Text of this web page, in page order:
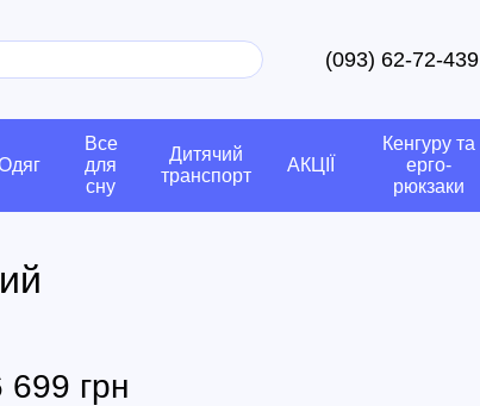
(093) 62-72-439
Все
для
сну
Дитячий
транспорт
АКЦІЇ
Кенгуру та
ерго-
рюкзаки
699 грн